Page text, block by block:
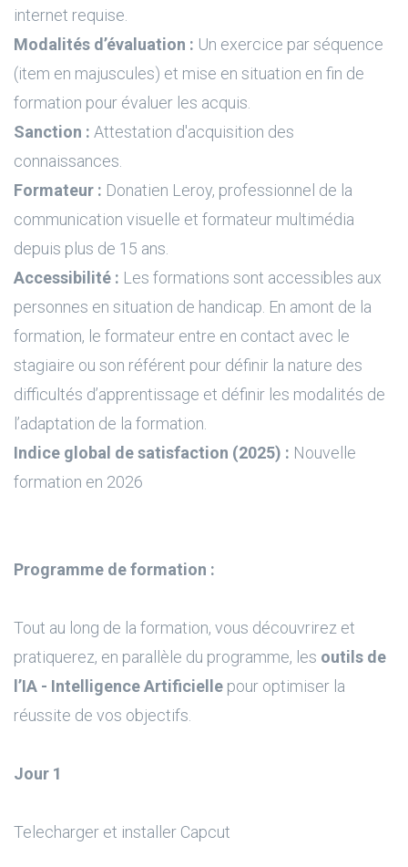
internet requise.
Modalités d’évaluation : Un exercice par séquence
(item en majuscules) et mise en situation en fin de
formation pour évaluer les acquis.
Sanction : Attestation d'acquisition des
connaissances.
Formateur : Donatien Leroy, professionnel de la
communication visuelle et formateur multimédia
depuis plus de 15 ans.
Accessibilité : Les formations sont accessibles aux
personnes en situation de handicap. En amont de la
formation, le formateur entre en contact avec le
stagiaire ou son référent pour définir la nature des
difficultés d’apprentissage et définir les modalités de
l’adaptation de la formation.
Indice global de satisfaction (2025) : Nouvelle
formation en 2026
Programme de formation :
Tout au long de la formation, vous découvrirez et
pratiquerez, en parallèle du programme, les outils de
l’IA - Intelligence Artificielle pour optimiser la
réussite de vos objectifs.
Jour 1
Telecharger et installer Capcut